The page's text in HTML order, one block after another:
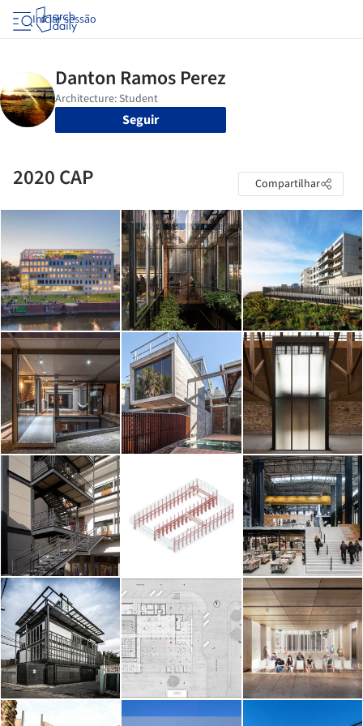
Iniciar sessão
Seguir
2020 CAP Compartilhar